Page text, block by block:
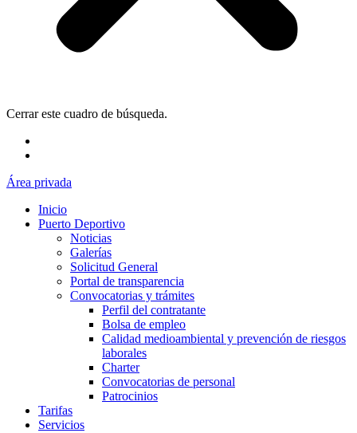
Cerrar este cuadro de búsqueda.
Área privada
Inicio
Puerto Deportivo
Noticias
Galerías
Solicitud General
Portal de transparencia
Convocatorias y trámites
Perfil del contratante
Bolsa de empleo
Calidad medioambiental y prevención de riesgos
laborales
Charter
Convocatorias de personal
Patrocinios
Tarifas
Servicios